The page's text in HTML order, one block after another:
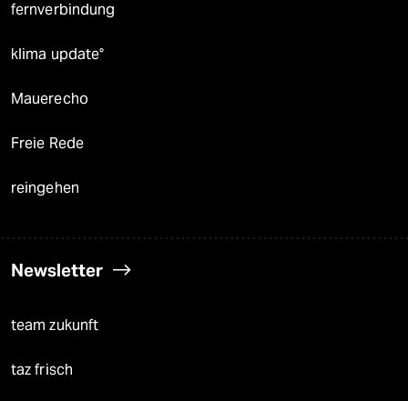
fernverbindung
klima update°
Mauerecho
Freie Rede
reingehen
Newsletter
team zukunft
taz frisch